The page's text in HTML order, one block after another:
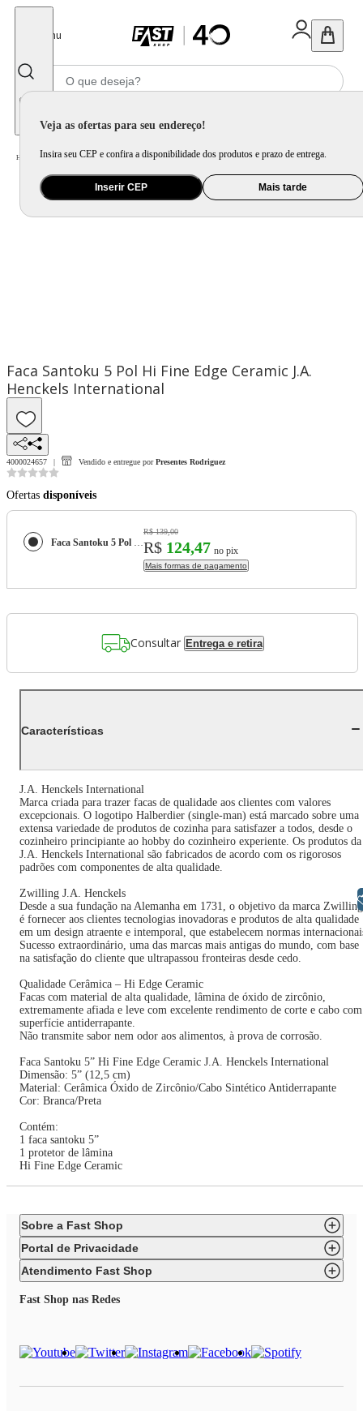
Menu
Veja as ofertas para seu endereço!
Insira seu CEP e confira a disponibilidade dos produtos e prazo de entrega.
Inserir CEP Mais tarde
Home Utilidade Doméstica Cozinha / Cepo, Faca e Afiador
Faca Santoku 5 Pol Hi Fine Edge Ceramic J.A.
Henckels International
4000024657 Vendido e entregue por Presentes Rodriguez
Ofertas disponíveis
Faca Santoku 5 Pol Hi Fine Edge Ceramic J.A. Henckels International
R$ 139,00
R$ 124,47 no pix
Mais formas de pagamento
Consultar Entrega e retira
Características
J.A. Henckels International
Marca criada para trazer facas de qualidade aos clientes com valores
excepcionais. O logotipo Halberdier (single-man) está marcado sobre uma
extensa variedade de produtos de cozinha para satisfazer a todos, desde o
cozinheiro principiante ao hobby do cozinheiro experiente. Os produtos da
J.A. Henckels International são fabricados de acordo com os rigorosos
padrões com componentes de alta qualidade.
Zwilling J.A. Henckels
Desde a sua fundação na Alemanha em 1731, o objetivo da marca Zwilling
é fornecer aos clientes tecnologias inovadoras e produtos de alta qualidade
em um design atraente e intemporal, que estabelecem normas
Sucesso extraordinário, uma das marcas mais antigas do mundo, com base
na satisfação do cliente que ultrapassou fronteiras desde cedo.
Qualidade Cerâmica – Hi Edge Ceramic
Facas com material de alta qualidade, lâmina de óxido de zircônio,
extremamente afiada e leve com excelente rendimento de corte e cabo com
superfície antiderrapante.
Não transmite sabor nem odor aos alimentos, à prova de corrosão.
Faca Santoku 5” Hi Fine Edge Ceramic J.A. Henckels International
Dimensão: 5” (12,5 cm)
Material: Cerâmica Óxido de Zircônio/Cabo Sintético Antiderrapante
Cor: Branca/Preta
Contém:
1 faca santoku 5”
1 protetor de lâmina
Hi Fine Edge Ceramic
Sobre a Fast Shop
Portal de Privacidade
Atendimento Fast Shop
Fast Shop nas Redes
Libras